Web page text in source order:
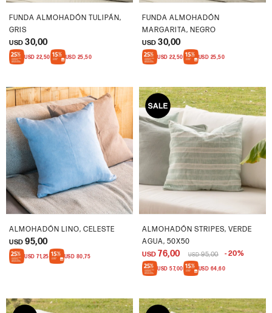
FUNDA ALMOHADÓN TULIPÁN,
GRIS
USD 30,00
USD 22,50 USD 25,50
FUNDA ALMOHADÓN
MARGARITA, NEGRO
USD 30,00
USD 22,50 USD 25,50
ALMOHADÓN LINO, CELESTE
USD 95,00
USD 71,25 USD 80,75
ALMOHADÓN STRIPES, VERDE
AGUA, 50X50
USD 76,00 USD 95,00 20
USD 57,00 USD 64,60